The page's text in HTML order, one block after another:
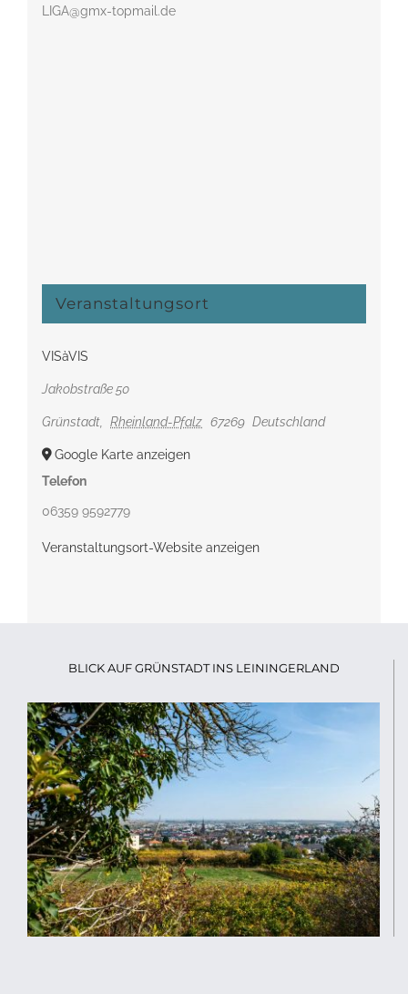
LIGA@gmx-topmail.de
Veranstaltungsort
VISàVIS
Jakobstraße 50
Grünstadt, Rheinland-Pfalz 67269 Deutschland
Google Karte anzeigen
Telefon
06359 9592779
Veranstaltungsort-Website anzeigen
BLICK AUF GRÜNSTADT INS LEININGERLAND